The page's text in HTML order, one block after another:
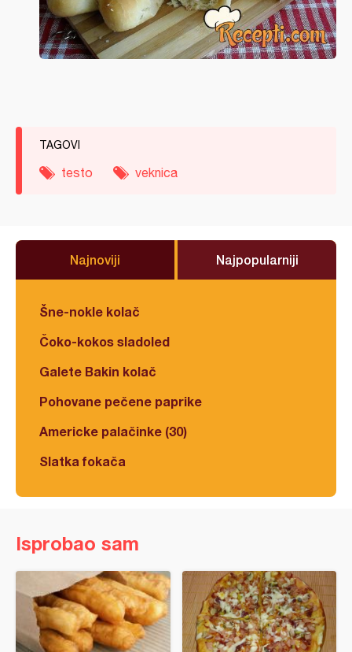
TAGOVI
testo veknica
Najnoviji Najpopularniji
Šne-nokle kolač
Čoko-kokos sladoled
Galete Bakin kolač
Pohovane pečene paprike
Americke palačinke (30)
Slatka fokača
Isprobao sam